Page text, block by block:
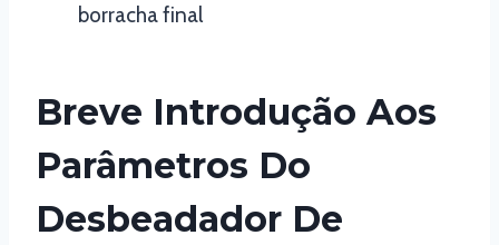
borracha final
Breve Introdução Aos
Parâmetros Do
Desbeadador De